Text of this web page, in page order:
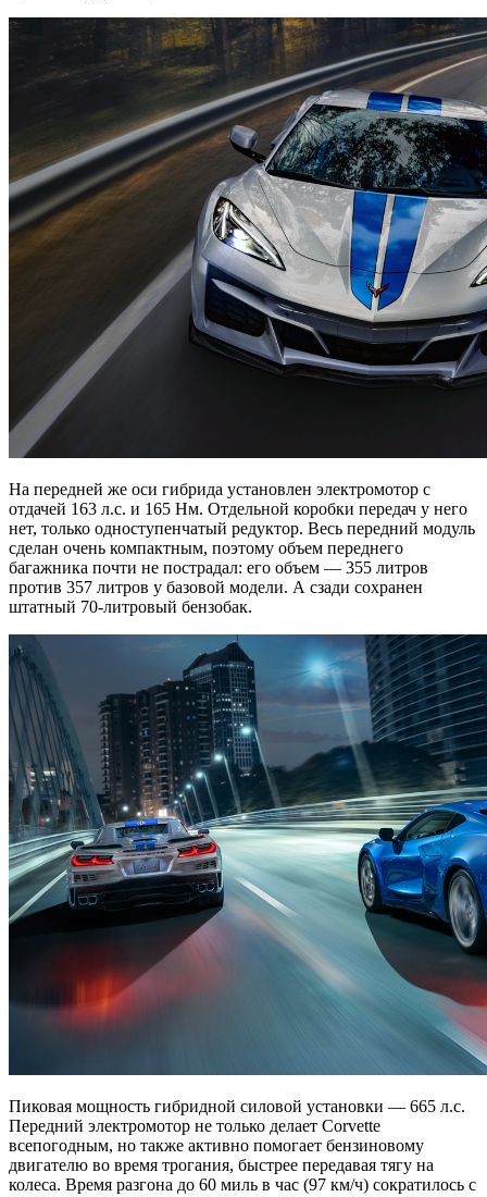
На передней же оси гибрида установлен электромотор с
отдачей 163 л.с. и 165 Нм. Отдельной коробки передач у него
нет, только одноступенчатый редуктор. Весь передний модуль
сделан очень компактным, поэтому объем переднего
багажника почти не пострадал: его объем — 355 литров
против 357 литров у базовой модели. А сзади сохранен
штатный 70-литровый бензобак.
Пиковая мощность гибридной силовой установки — 665 л.с.
Передний электромотор не только делает Corvette
всепогодным, но также активно помогает бензиновому
двигателю во время трогания, быстрее передавая тягу на
колеса. Время разгона до 60 миль в час (97 км/ч) сократилось с